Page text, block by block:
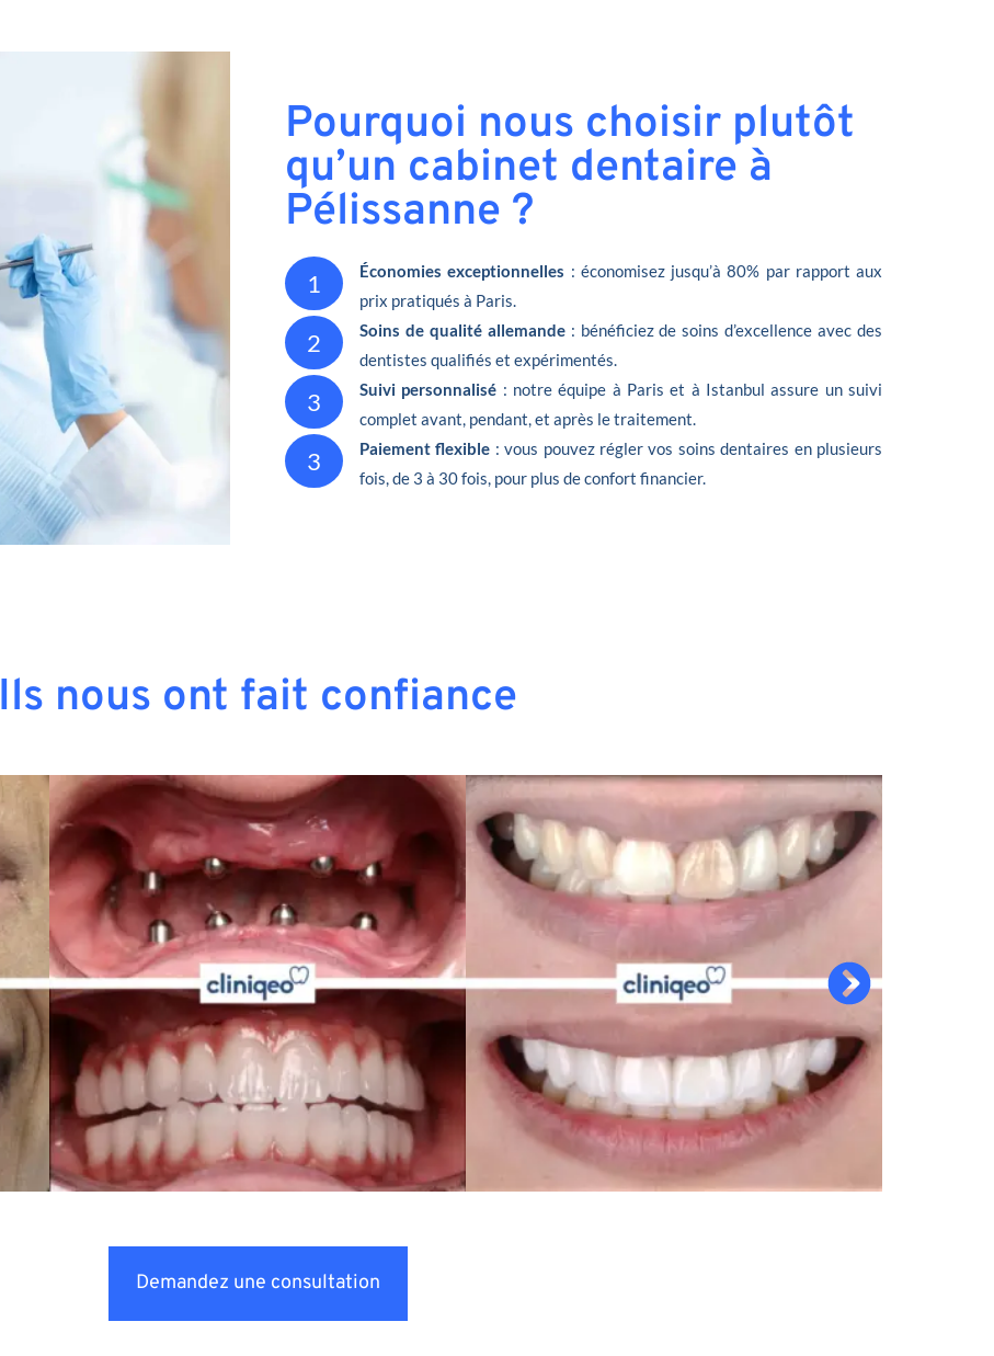
Pourquoi nous choisir plutôt
qu’un cabinet dentaire à
Pélissanne ?
1 Économies exceptionnelles : économisez jusqu’à 80% par rapport aux
prix pratiqués à Paris.
2 Soins de qualité allemande: bénéficiez de soins d’excellence avec des
dentistes qualifiés et expérimentés.
3 Suivi personnalisé : notre équipe à Paris et à Istanbul assure un suivi
complet avant, pendant, et après le traitement.
3 Paiement flexible : vous pouvez régler vos soins dentaires en plusieurs
fois, de 3 à 30 fois, pour plus de confort financier.
Ils nous ont fait confiance
Demandez une consultation